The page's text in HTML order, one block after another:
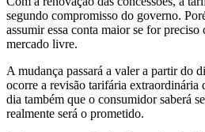
segundo compromisso do governo.
assumir essa conta maior se for
mercado livre.
A mudança passará a valer a partir do
ocorre a revisão tarifária extraordinária
dia também que o consumidor saberá
realmente será o prometido.